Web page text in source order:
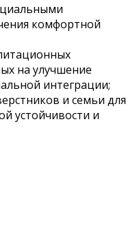
комфортной
на улучшение
интеграции;
и семьи для
устойчивости и